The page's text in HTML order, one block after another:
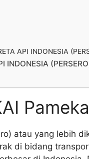
API INDONESIA
INDONESIA
atau yang lebih
di bidang